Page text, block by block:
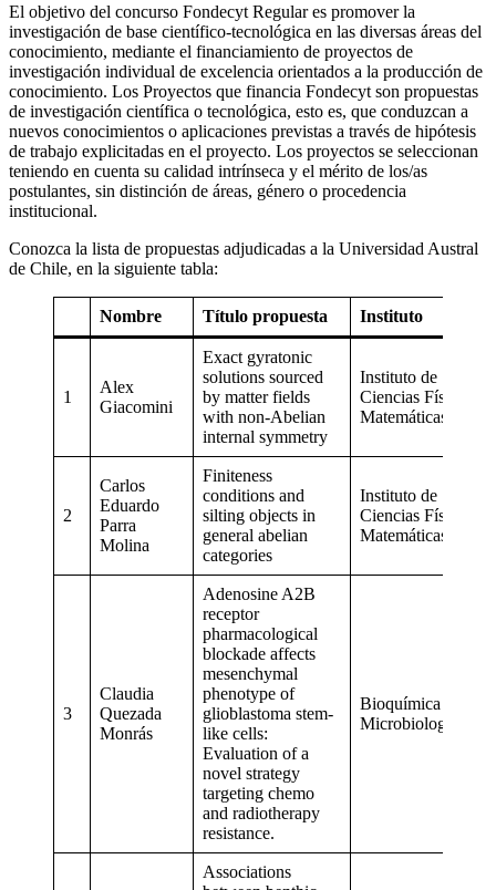
El objetivo del concurso Fondecyt Regular es promover la
investigación de base científico-tecnológica en las diversas áreas del
conocimiento, mediante el financiamiento de proyectos de
investigación individual de excelencia orientados a la producción de
conocimiento. Los Proyectos que financia Fondecyt son propuestas
de investigación científica o tecnológica, esto es, que conduzcan a
nuevos conocimientos o aplicaciones previstas a través de hipótesis
de trabajo explicitadas en el proyecto. Los proyectos se seleccionan
teniendo en cuenta su calidad intrínseca y el mérito de los/as
postulantes, sin distinción de áreas, género o procedencia
institucional.
Conozca la lista de propuestas adjudicadas a la Universidad Austral
de Chile, en la siguiente tabla:
Nombre Título propuesta Instituto
1
Alex
Giacomini
Exact gyratonic
solutions sourced
by matter fields
with non-Abelian
internal symmetry
Instituto de
Ciencias Físicas y
Matemáticas
2
Carlos
Eduardo
Parra
Molina
Finiteness
conditions and
silting objects in
general abelian
categories
Instituto de
Ciencias Físicas y
Matemáticas
3
Claudia
Quezada
Monrás
Adenosine A2B
receptor
pharmacological
blockade affects
mesenchymal
phenotype of
glioblastoma stem-
like cells:
Evaluation of a
novel strategy
targeting chemo
and radiotherapy
resistance.
Bioquímica y
Microbiología
Associations